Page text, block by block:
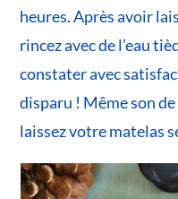
heures. Après avoir
rincez avec de l’eau
constater avec
disparu ! Même son
laissez votre matelas